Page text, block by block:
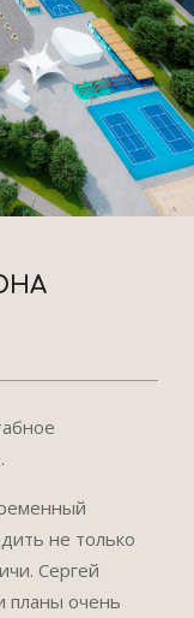
не только
Сергей
планы очень